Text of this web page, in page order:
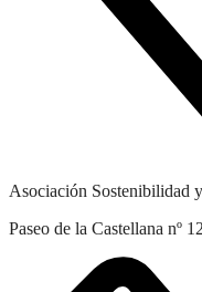
Asociación Sostenibilidad
Paseo de la Castellana nº